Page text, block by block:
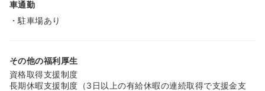
車通勤
・駐車場あり
その他の福利厚生
資格取得支援制度
長期休暇支援制度（3日以上の有給休暇の連続取得で支援金支